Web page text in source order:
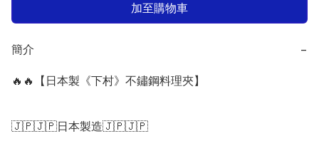
加至購物車
簡介 −
🔥🔥【日本製《下村》不鏽鋼料理夾】
🇯🇵🇯🇵日本製造🇯🇵🇯🇵